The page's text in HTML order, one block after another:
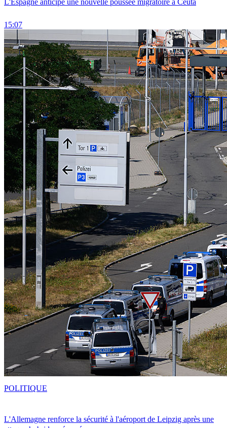
15:07
L'Allemagne renforce la sécurité à l'aéroport de Leipzig après une
POLITIQUE